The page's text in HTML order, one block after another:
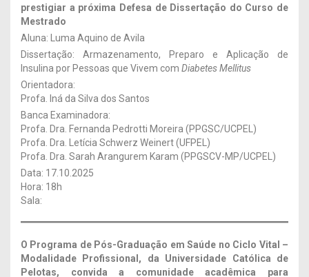
prestigiar a próxima Defesa de Dissertação do Curso de
Mestrado
Aluna: Luma Aquino de Avila
Dissertação: Armazenamento, Preparo e Aplicação de
Insulina por Pessoas que Vivem com Diabetes Mellitus
Orientadora:
Profa. Iná da Silva dos Santos
Banca Examinadora:
Profa. Dra. Fernanda Pedrotti Moreira (PPGSC/UCPEL)
Profa. Dra. Letícia Schwerz Weinert (UFPEL)
Profa. Dra. Sarah Arangurem Karam (PPGSCV-MP/UCPEL)
Data: 17.10.2025
Hora: 18h
Sala:
O Programa de Pós-Graduação em Saúde no Ciclo Vital –
Modalidade Profissional, da Universidade Católica de
Pelotas, convida a comunidade acadêmica para